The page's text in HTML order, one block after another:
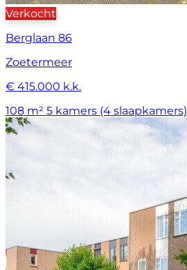
Verkocht
Berglaan 86
Zoetermeer
€ 415.000 k.k.
108 m² 5 kamers (4 slaapkamers)